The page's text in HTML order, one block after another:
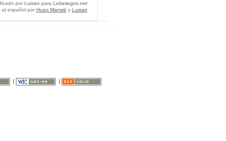
por Luisan para Leitariegos.net
al español por Huan Manwë y Luisan